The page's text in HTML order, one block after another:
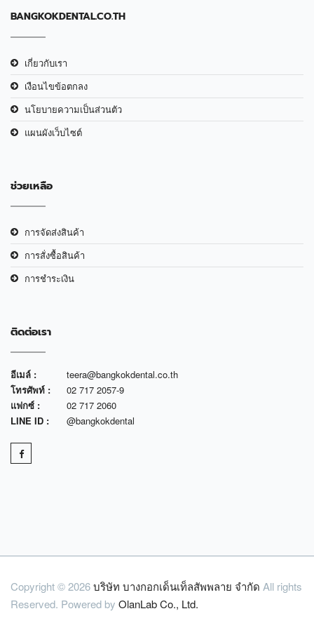
BANGKOKDENTAL.CO.TH
เกี่ยวกับเรา
เงือนไขข้อตกลง
นโยบายความเป็นส่วนตัว
แผนผังเว็บไซต์
ช่วยเหลือ
การจัดส่งสินค้า
การสั่งซื้อสินค้า
การชำระเงิน
ติดต่อเรา
อีเมล์ :
teera@bangkokdental.co.th
โทรศัพท์ :
02 717 2057-9
แฟกซ์ :
02 717 2060
LINE ID :
@bangkokdental
Copyright © 2026บริษัท บางกอกเด็นเท็ลสัพพลาย จำกัด All rights
Reserved. Powered by OlanLab Co., Ltd.